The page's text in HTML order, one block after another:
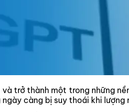
trở thành một trong những
càng bị suy thoái khi